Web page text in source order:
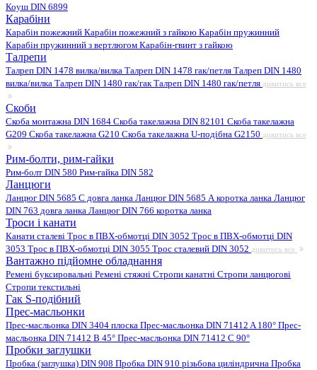
Коуш DIN 6899
Карабіни
Карабін пожежний Карабін пожежний з гайкою Карабін пружинний
Карабін пружинний з вертлюгом Карабін-гвинт з гайкою
Талрепи
Талреп DIN 1478 вилка/вилка Талреп DIN 1478 гак/петля Талреп DIN 1480
вилка/вилка Талреп DIN 1480 гак/гакТалреп DIN 1480 гак/петля дивитись все
Скоби
Скоба монтажна DIN 1684 Скоба такелажна DIN 82101 Скоба такелажна
G209 Скоба такелажна G210 Скоба такелажна U-подібна G2150 дивитись все
Рим-болти, рим-гайки
Рим-болт DIN 580 Рим-гайка DIN 582
Ланцюги
Ланцюг DIN 5685 C довга ланка Ланцюг DIN 5685 А коротка ланка Ланцюг
DIN 763 довга ланка Ланцюг DIN 766 коротка ланка
Троси і канати
Канати сталеві Трос в ПВХ-обмотці DIN 3052 Трос в ПВХ-обмотці DIN
3053 Трос в ПВХ-обмотці DIN 3055 Трос сталевий DIN 3052 дивитись все
Вантажно підйомне обладнання
Ремені буксировальні Ремені стяжні Стропи канатні Стропи ланцюгові
Стропи текстильні
Гак S-подібний
Прес-масльонки
Прес-масльонка DIN 3404 плоска Прес-масльонка DIN 71412 A 180° Прес-
масльонка DIN 71412 B 45° Прес-масльонка DIN 71412 C 90°
Пробки заглушки
Пробка (заглушка) DIN 908 Пробка DIN 910 різьбова циліндрична Пробка